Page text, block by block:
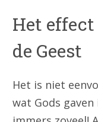
Het
de Geest
Het is niet
wat Gods